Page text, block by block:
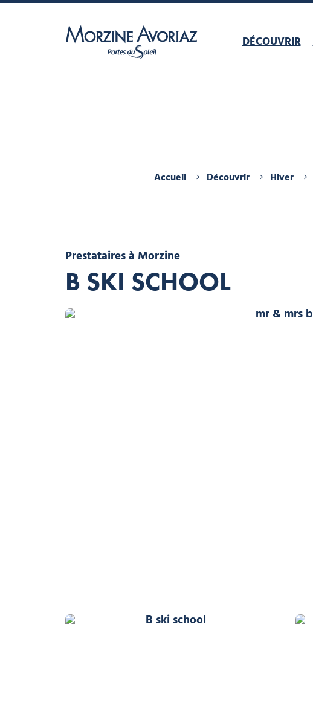
DÉCOUVRIR
Accueil Découvrir Hiver
Prestatairesà Morzine
B SKI SCHOOL
mr &
B ski school, © B ski school